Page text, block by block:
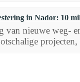
in Nador: 10
van nieuwe weg-